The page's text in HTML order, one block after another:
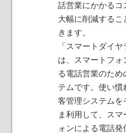
話営業にかかるコ
大幅に削減するこ
きます。
「スマートダイヤ
は、スマートフォ
る電話営業のため
テムです。使い慣
客管理システムを
ま利用して、スマ
ォンによる電話発